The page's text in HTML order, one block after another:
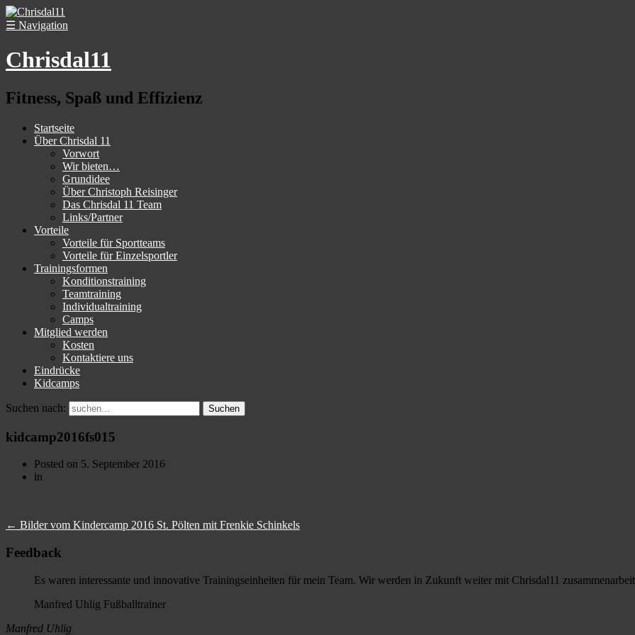
☰ Navigation
Chrisdal11
Fitness, Spaß und Effizienz
Startseite
Über Chrisdal 11
Vorwort
Wir bieten…
Grundidee
Über Christoph Reisinger
Das Chrisdal 11 Team
Links/Partner
Vorteile
Vorteile für Sportteams
Vorteile für Einzelsportler
Trainingsformen
Konditionstraining
Teamtraining
Individualtraining
Camps
Mitglied werden
Kosten
Kontaktiere uns
Eindrücke
Kidcamps
Suchen nach:
kidcamp2016fs015
Posted on 5. September 2016
in
← Bilder vom Kindercamp 2016 St. Pölten mit Frenkie Schinkels
Feedback
Es waren interessante und innovative Trainingseinheiten für mein Team. Wir werden in Zukunft weiter mit Chrisdal11
Manfred Uhlig Fußballtrainer
Manfred Uhlig